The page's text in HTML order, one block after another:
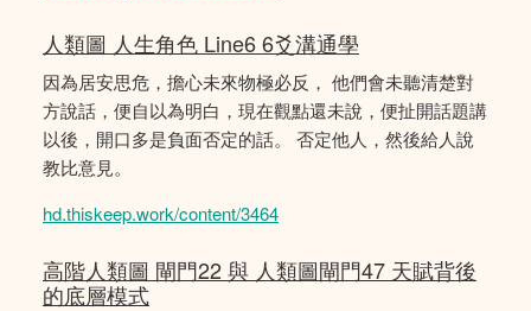
人類圖 人生角色 Line6 6爻溝通學
因為居安思危，擔心未來物極必反， 他們會未聽清楚對
方說話，便自以為明白，現在觀點還未說，便扯開話題講
以後，開口多是負面否定的話。 否定他人，然後給人說
教比意見。
hd.thiskeep.work/content/3464
高階人類圖 閘門22 與 人類圖閘門47 天賦背後
的底層模式